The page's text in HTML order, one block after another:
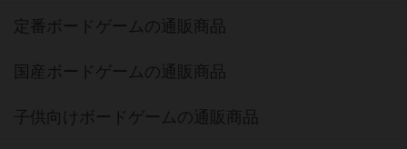
定番ボードゲームの通販商品
国産ボードゲームの通販商品
子供向けボードゲームの通販商品